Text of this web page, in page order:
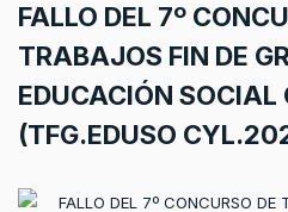
FALLO DEL 7º
TRABAJOS FIN DE
EDUCACIÓN
(TFG.EDUSO